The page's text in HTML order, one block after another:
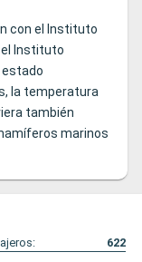
con el Instituto
el Instituto
estado
la temperatura
también
marinos
622